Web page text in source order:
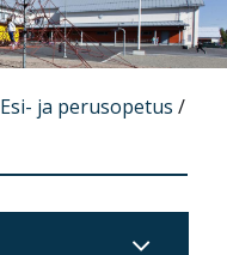
Esi- ja perusopetus /